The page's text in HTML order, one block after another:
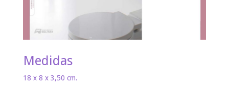
Medidas
18 x 8 x 3,50 cm.